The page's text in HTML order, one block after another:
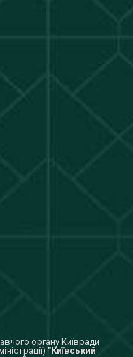
органу Київради
"Київський